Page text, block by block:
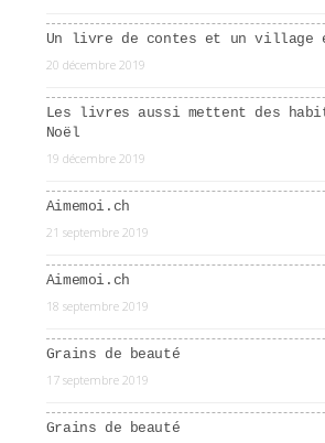
Un livre de contes et un village
20 décembre 2019
Les livres aussi mettent des
Noël
19 décembre 2019
Aimemoi.ch
21 septembre 2019
Aimemoi.ch
18 septembre 2019
Grains de beauté
17 septembre 2019
Grains de beauté